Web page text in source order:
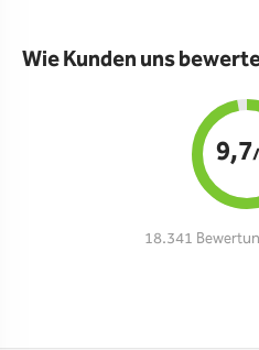
Wie Kunden uns
9,7
18.341